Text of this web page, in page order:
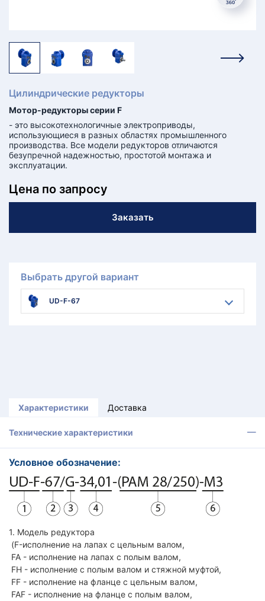
Цилиндрические редукторы
Мотор-редукторы серии F
- это высокотехнологичные электроприводы,
использующиеся в разных областях промышленного
производства. Все модели редукторов отличаются
безупречной надежностью, простотой монтажа и
эксплуатации.
Цена по запросу
Заказать
Выбрать другой вариант
UD-F-67
Характеристики Доставка
Технические характеристики
Условное обозначение:
1. Модель редуктора
(F-исполнение на лапах с цельным валом,
FA - исполнение на лапах с полым валом,
FH - исполнение с полым валом и стяжной муфтой,
FF - исполнение на фланце с цельным валом,
FAF - исполнение на фланце с полым валом,